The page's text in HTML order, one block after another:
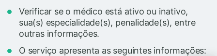
Verificar se o médico está ativo ou inativo,
sua(s) especialidade(s), penalidade(s), entre
outras informações.
O serviço apresenta as seguintes informações: